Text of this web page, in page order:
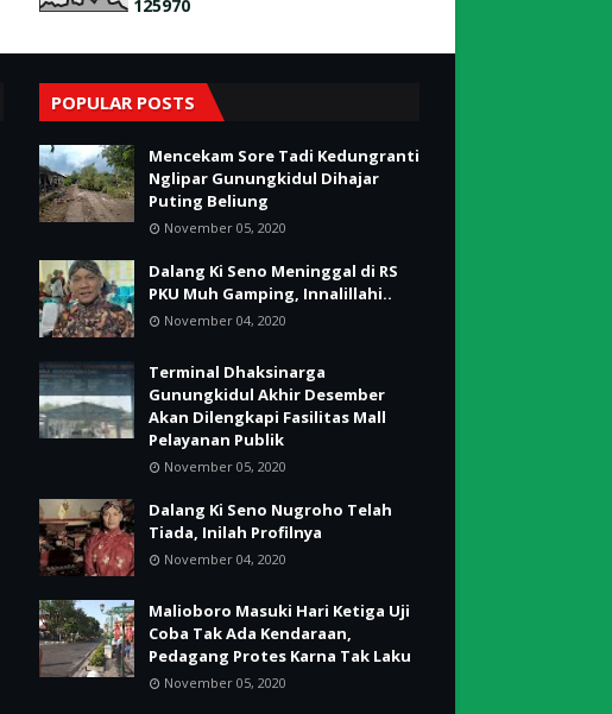
125970
POPULAR POSTS
Mencekam Sore Tadi Kedungranti
Nglipar Gunungkidul Dihajar
Puting Beliung
November 05, 2020
Dalang Ki Seno Meninggal di RS
PKU Muh Gamping, Innalillahi..
November 04, 2020
Terminal Dhaksinarga
Gunungkidul Akhir Desember
Akan Dilengkapi Fasilitas Mall
Pelayanan Publik
November 05, 2020
Dalang Ki Seno Nugroho Telah
Tiada, Inilah Profilnya
November 04, 2020
Malioboro Masuki Hari Ketiga Uji
Coba Tak Ada Kendaraan,
Pedagang Protes Karna Tak Laku
November 05, 2020